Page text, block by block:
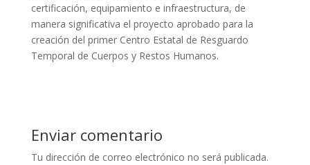
certificación, equipamiento e infraestructura, de
manera significativa el proyecto aprobado para la
creación del primer Centro Estatal de Resguardo
Temporal de Cuerpos y Restos Humanos.
Enviar comentario
Tu dirección de correo electrónico no será publicada.